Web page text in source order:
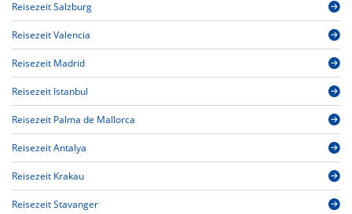
Reisezeit Salzburg
Reisezeit Valencia
Reisezeit Madrid
Reisezeit Istanbul
Reisezeit Palma de Mallorca
Reisezeit Antalya
Reisezeit Krakau
Reisezeit Stavanger